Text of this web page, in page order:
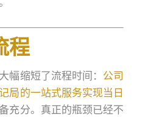
程
幅缩短了流程时间： 公司
局的一站式服务实现当日
充分。真正的瓶颈已经不